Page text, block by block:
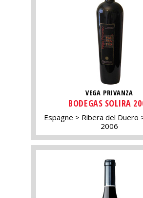
VEGA PRIVANZA
BODEGAS SOLIRA
Espagne Ribera del Duero
2006